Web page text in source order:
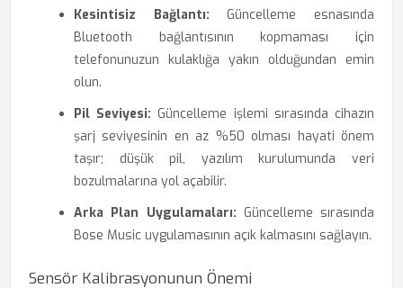
Kesintisiz Bağlantı: Güncelleme esnasında
Bluetooth bağlantısının kopmaması için
telefonunuzun kulaklığa yakın olduğundan emin
olun.
Pil Seviyesi: Güncelleme işlemi sırasında cihazın
şarj seviyesinin en az %50 olması hayati önem
taşır; düşük pil, yazılım kurulumunda veri
bozulmalarına yol açabilir.
Arka Plan Uygulamaları: Güncelleme sırasında
Bose Music uygulamasının açık kalmasını sağlayın.
Sensör Kalibrasyonunun Önemi